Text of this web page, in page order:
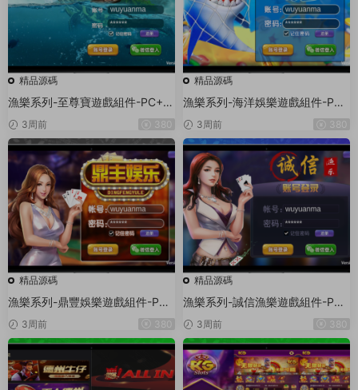
精品源碼
漁樂系列-至尊寶遊戲組件-PC+安
卓+蘋果3端
3周前 380
精品源碼
漁樂系列-海洋娛樂遊戲組件-PC
+安卓+蘋果3端
3周前 380
精品源碼
漁樂系列-鼎豐娛樂遊戲組件-PC
+安卓+蘋果3端
3周前 380
精品源碼
漁樂系列-誠信漁樂遊戲組件-PC
+安卓+蘋果3端
3周前 380